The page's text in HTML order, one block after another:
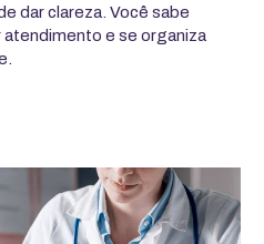
dar clareza. Você sabe
atendimento e se organiza